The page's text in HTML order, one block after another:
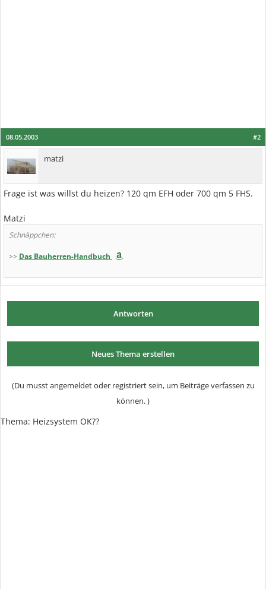
#2
08.05.2003
matzi
Frage ist was willst du heizen? 120 qm EFH oder 700 qm 5 FHS.
Matzi
Schnäppchen:
>> Das Bauherren-Handbuch
Antworten
Neues Thema erstellen
(Du musst angemeldet oder registriert sein, um Beiträge verfassen zu
können. )
Thema: Heizsystem OK??